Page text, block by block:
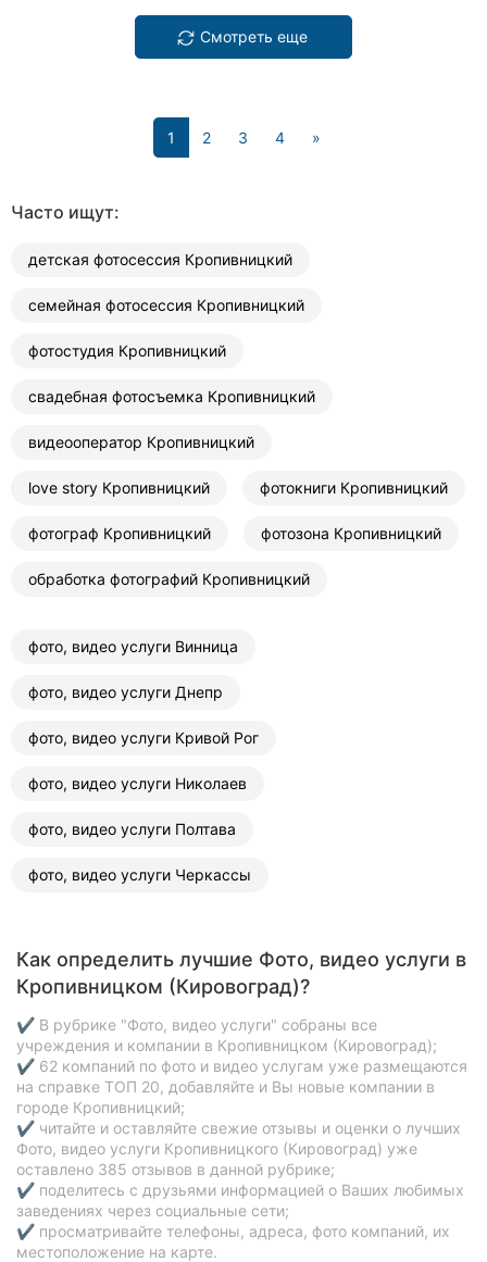
Смотреть еще
1 (current)
2 3 4 »
Часто ищут:
детская фотосессия Кропивницкий
семейная фотосессия Кропивницкий
фотостудия Кропивницкий
свадебная фотосъемка Кропивницкий
видеооператор Кропивницкий
love story Кропивницкий фотокниги Кропивницкий
фотограф Кропивницкий фотозона Кропивницкий
обработка фотографий Кропивницкий
фото, видео услуги Винница
фото, видео услуги Днепр
фото, видео услуги Кривой Рог
фото, видео услуги Николаев
фото, видео услуги Полтава
фото, видео услуги Черкассы
Как определить лучшие Фото, видео услуги в
Кропивницком (Кировоград)?
✔ В рубрике "Фото, видео услуги" собраны все
учреждения и компании в Кропивницком (Кировоград);
✔ 62 компаний по фото и видео услугам уже размещаются
на справке ТОП 20, добавляйте и Вы новые компании в
городе Кропивницкий;
✔ читайте и оставляйте свежие отзывы и оценки о лучших
Фото, видео услуги Кропивницкого (Кировоград) уже
оставлено 385 отзывов в данной рубрике;
✔ поделитесь с друзьями информацией о Ваших любимых
заведениях через социальные сети;
✔ просматривайте телефоны, адреса, фото компаний, их
местоположение на карте.